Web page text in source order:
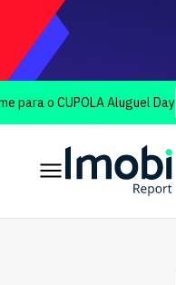
CUPOLA Aluguel Day